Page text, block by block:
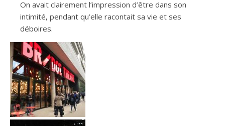
On avait clairement l’impression d’être dans son
intimité, pendant qu’elle racontait sa vie et ses
déboires.